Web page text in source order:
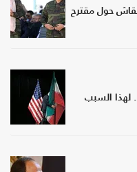
حول مقترح
لهذا السبب